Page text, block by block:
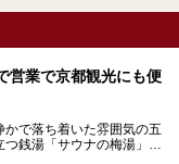
営業で京都観光にも便
で落ち着いた雰囲気の五
銭湯「サウナの梅湯」が